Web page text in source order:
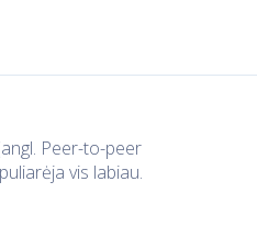
Peer-to-peer
vis labiau.